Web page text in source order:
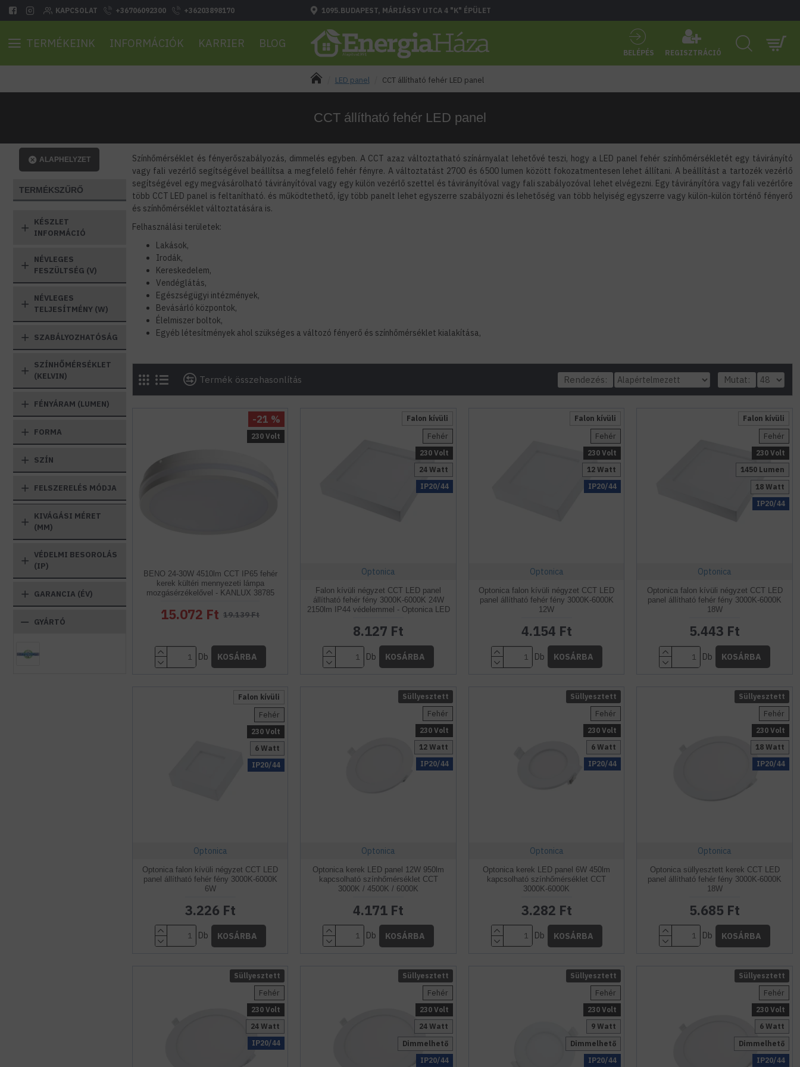
KAPCSOLAT +36706092300 +36203898170 1095.BUDAPEST, MÁRIÁSSY UTCA 4 "K" ÉPÜLET
TERMÉKEINK INFORMÁCIÓK KARRIER BLOG
BELÉPÉS REGISZTRÁCIÓ
LED panel CCT állítható fehér LED panel
CCT állítható fehér LED panel
TERMÉKSZŰRŐ
ALAPHELYZET
GYÁRTÓ
KIVÁGÁSI MÉRET
(MM)
NÉVLEGES
TELJESÍTMÉNY (W)
FÉNYÁRAM (LUMEN)
GARANCIA (ÉV)
NÉVLEGES
FESZÜLTSÉG (V)
SZÍNHŐMÉRSÉKLET
(KELVIN)
FELSZERELÉS MÓDJA
SZÍN
SZABÁLYOZHATÓSÁG
VÉDELMI BESOROLÁS
(IP)
FORMA
KÉSZLET
INFORMÁCIÓ
Színhőmérséklet és fényerőszabályozás, dimmelés egyben. A CCT azaz változtatható színárnyalat lehetővé teszi, hogy a LED panel fehér színhőmérsékletét egy távirányító
vagy fali vezérlő segítségével beállítsa a megfelelő fehér fényre. A változtatást 2700 és 6500 lumen között fokozatmentesen lehet állítani. A beállítást a tartozék vezérlő
segítségével egy megvásárolható távirányítóval vagy egy külön vezérlő szettel és távirányítóval vagy fali szabályozóval lehet elvégezni. Egy távirányítóra vagy fali vezérlőre
több CCT LED panel is feltanítható. és működtethető, így több panelt lehet egyszerre szabályozni és lehetőség van több helyiség egyszerre vagy külön-külön történő fényerő
és színhőmérséklet változtatására is.
Felhasználási területek:
Lakások,
Irodák,
Kereskedelem,
Vendéglátás,
Egészségügyi intézmények,
Bevásárló központok,
Élelmiszer boltok,
Egyéb létesítmények ahol szükséges a változó fényerő és színhőmérséklet kialakítása,
Termék összehasonlítás Rendezés: Mutat:
230 Volt
-21 %
BENO 24-30W 4510lm CCT IP65 fehér
kerek kültéri mennyezeti lámpa
mozgásérzékelővel - KANLUX 38785
15.072 Ft 19.139 Ft
Db KOSÁRBA
Falon kívüli
Fehér
230 Volt
IP20/44
24 Watt
Optonica
Falon kívüli négyzet CCT LED panel
állítható fehér fény 3000K-6000K 24W
2150lm IP44 védelemmel - Optonica LED
8.127 Ft
Db KOSÁRBA
Falon kívüli
12 Watt
Fehér
230 Volt
IP20/44
Optonica
Optonica falon kívüli négyzet CCT LED
panel állítható fehér fény 3000K-6000K
12W
4.154 Ft
Db KOSÁRBA
Falon kívüli
18 Watt
Fehér
230 Volt
1450 Lumen
IP20/44
Optonica
Optonica falon kívüli négyzet CCT LED
panel állítható fehér fény 3000K-6000K
18W
5.443 Ft
Db KOSÁRBA
Falon kívüli
6 Watt
Fehér
230 Volt
IP20/44
Optonica
Optonica falon kívüli négyzet CCT LED
panel állítható fehér fény 3000K-6000K
6W
3.226 Ft
Db KOSÁRBA
Süllyesztett
12 Watt
Fehér
230 Volt
IP20/44
Optonica
Optonica kerek LED panel 12W 950lm
kapcsolható színhőmérséklet CCT
3000K / 4500K / 6000K
4.171 Ft
Db KOSÁRBA
Süllyesztett
6 Watt
Fehér
230 Volt
IP20/44
Optonica
Optonica kerek LED panel 6W 450lm
kapcsolható színhőmérséklet CCT
3000K-6000K
3.282 Ft
Db KOSÁRBA
Süllyesztett
18 Watt
Fehér
230 Volt
IP20/44
Optonica
Optonica süllyesztett kerek CCT LED
panel állítható fehér fény 3000K-6000K
18W
5.685 Ft
Db KOSÁRBA
Süllyesztett
Fehér
230 Volt
IP20/44
24 Watt
Süllyesztett
Fehér
Dimmelhető
230 Volt
IP20/44
24 Watt
Süllyesztett
9 Watt
Fehér
Dimmelhető
230 Volt
IP20/44
Süllyesztett
6 Watt
Fehér
Dimmelhető
230 Volt
IP20/44